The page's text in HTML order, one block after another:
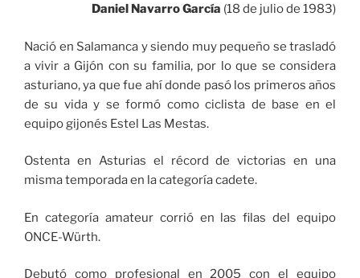
Daniel Navarro García (18 de julio de 1983)
Nació en Salamanca y siendo muy pequeño se trasladó
a vivir a Gijón con su familia, por lo que se considera
asturiano, ya que fue ahí donde pasó los primeros años
de su vida y se formó como ciclista de base en el
equipo gijonés Estel Las Mestas.
Ostenta en Asturias el récord de victorias en una
misma temporada en la categoría cadete.
En categoría amateur corrió en las filas del equipo
ONCE-Würth.
Debutó como profesional en 2005 con el equipo